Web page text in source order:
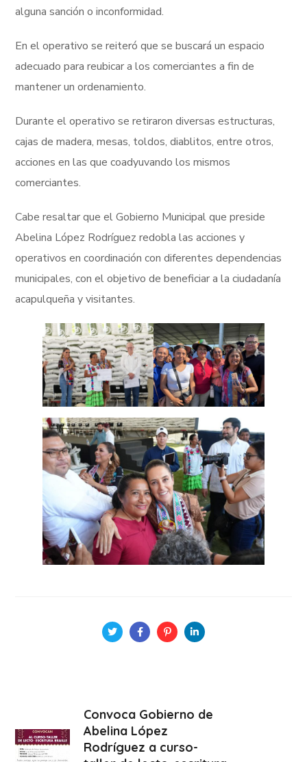
alguna sanción o inconformidad.
En el operativo se reiteró que se buscará un espacio
adecuado para reubicar a los comerciantes a fin de
mantener un ordenamiento.
Durante el operativo se retiraron diversas estructuras,
cajas de madera, mesas, toldos, diablitos, entre otros,
acciones en las que coadyuvando los mismos
comerciantes.
Cabe resaltar que el Gobierno Municipal que preside
Abelina López Rodríguez redobla las acciones y
operativos en coordinación con diferentes dependencias
municipales, con el objetivo de beneficiar a la ciudadanía
acapulqueña y visitantes.
Convoca Gobierno de
Abelina López
Rodríguez a curso-